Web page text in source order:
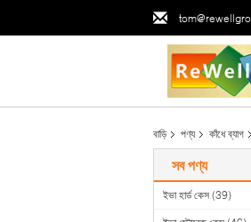
বাড়ি পণ্য কাঁধে ব্যাগ
সব পণ্য
ইভা হার্ড কেস (39)